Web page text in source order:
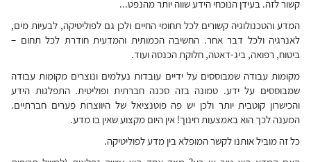
קשור לזה. בעידן הנוכחי הידע שווה יותר מהנפט...
המדע והטכנולוגיה קשורים לכל תחומי החיים ולכן גם לפוליטיקה, לבעיות מים,
לאנרגיה ולכל דבר אחר. החשיבה הכמותית והמדעית חודרת לכל תחום –
ביטוח, רפואה, ביג-דאטה, חלוקת הכנסה ועוד.
מקומות עבודה שמבוססים על ידיים עובדות נעלמים ונוצרים מקומות עבודה
שמבוססים על ידע. טמונה בזה סכנה חברתית ופוליטית. התפלגות הידע
והכישרון קוטבית יותר ולכן יש פה פוטנציאל של היווצרות פערים חברתיים.
המענה לכך הוא באמצעות חינוך! אין היום מקצוע שאין בו מדע.
כל זה מוביל אותנו לקשר המופלא בין מדע לפוליטיקה.